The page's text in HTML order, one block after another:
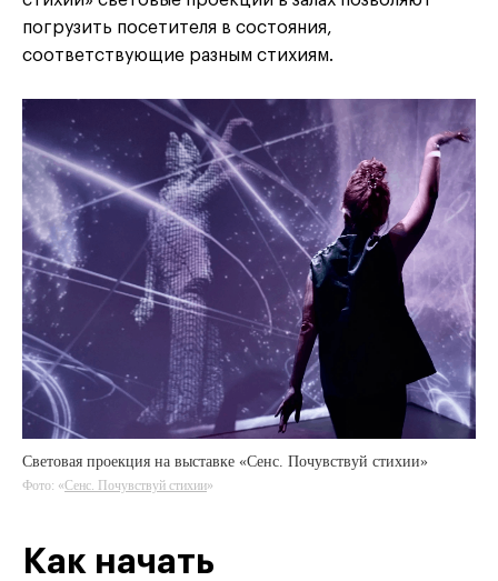
погрузить посетителя в состояния,
соответствующие разным стихиям.
Световая проекция на выставке «Сенс. Почувствуй стихии»
Фото: «Сенс. Почувствуй стихии»
Как начать